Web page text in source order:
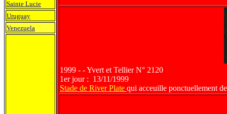
1999 - - Yvert et Tellier N° 2120
1er jour : 13/11/1999
Stade de River Plate qui acceuille ponctuellement
Sainte Lucie
Uruguay
Venezuela